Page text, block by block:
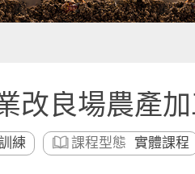
改良場農產
練 課程型態 實體課程